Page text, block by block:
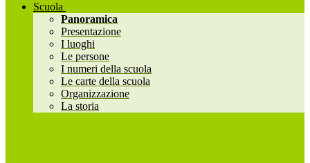
Scuola
Panoramica
Presentazione
I luoghi
Le persone
I numeri della scuola
Le carte della scuola
Organizzazione
La storia